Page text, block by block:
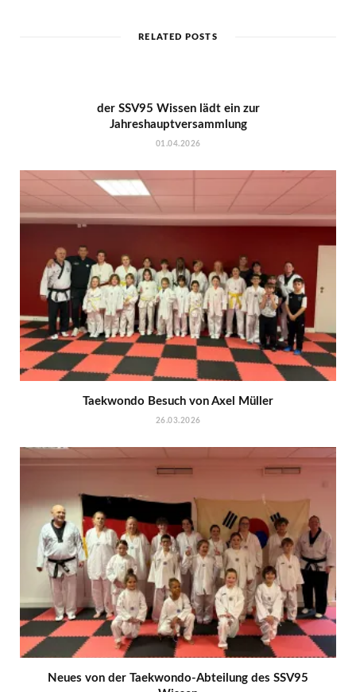
RELATED POSTS
der SSV95 Wissen lädt ein zur
Jahreshauptversammlung
01.04.2026
Taekwondo Besuch von Axel Müller
26.03.2026
Neues von der Taekwondo-Abteilung des SSV95